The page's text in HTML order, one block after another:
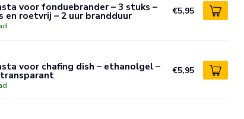
voor fonduebrander – 3 stuks –
en roetvrij – 2 uur brandduur €5,95
voor chafing dish – ethanolgel – €5,95